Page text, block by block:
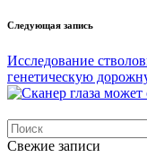
Следующая запись
Исследование
генетическую
Свежие записи